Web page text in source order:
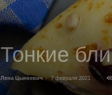
Тонкие
Лена Цынкевич - 7 февраля 2021